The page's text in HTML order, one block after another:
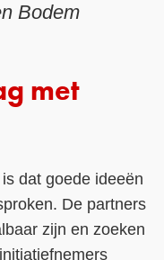
Bodem
met
dat goede ideeën
De partners
zijn en zoeken